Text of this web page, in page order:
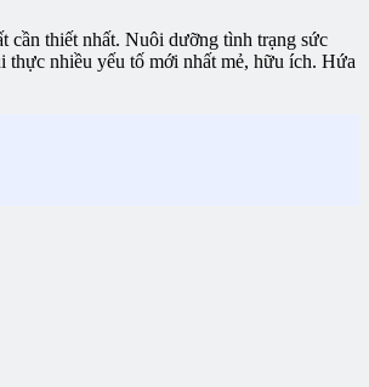
cần thiết nhất. Nuôi dưỡng tình trạng sức
thực nhiều yếu tố mới nhất mẻ, hữu ích. Hứa